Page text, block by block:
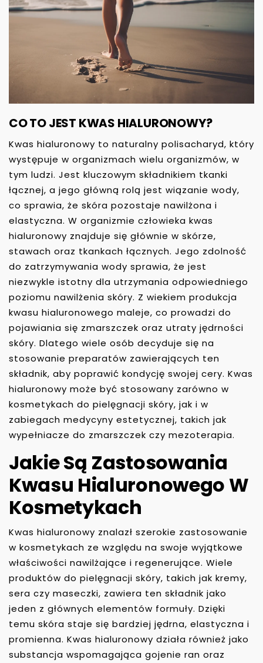
CO TO JEST KWAS HIALURONOWY?
Kwas hialuronowy to naturalny polisacharyd, który
występuje w organizmach wielu organizmów, w
tym ludzi. Jest kluczowym składnikiem tkanki
łącznej, a jego główną rolą jest wiązanie wody,
co sprawia, że skóra pozostaje nawilżona i
elastyczna. W organizmie człowieka kwas
hialuronowy znajduje się głównie w skórze,
stawach oraz tkankach łącznych. Jego zdolność
do zatrzymywania wody sprawia, że jest
niezwykle istotny dla utrzymania odpowiedniego
poziomu nawilżenia skóry. Z wiekiem produkcja
kwasu hialuronowego maleje, co prowadzi do
pojawiania się zmarszczek oraz utraty jędrności
skóry. Dlatego wiele osób decyduje się na
stosowanie preparatów zawierających ten
składnik, aby poprawić kondycję swojej cery. Kwas
hialuronowy może być stosowany zarówno w
kosmetykach do pielęgnacji skóry, jak i w
zabiegach medycyny estetycznej, takich jak
wypełniacze do zmarszczek czy mezoterapia.
Jakie Są Zastosowania
Kwasu Hialuronowego W
Kosmetykach
Kwas hialuronowy znalazł szerokie zastosowanie
w kosmetykach ze względu na swoje wyjątkowe
właściwości nawilżające i regenerujące. Wiele
produktów do pielęgnacji skóry, takich jak kremy,
sera czy maseczki, zawiera ten składnik jako
jeden z głównych elementów formuły. Dzięki
temu skóra staje się bardziej jędrna, elastyczna i
promienna. Kwas hialuronowy działa również jako
substancja wspomagająca gojenie ran oraz